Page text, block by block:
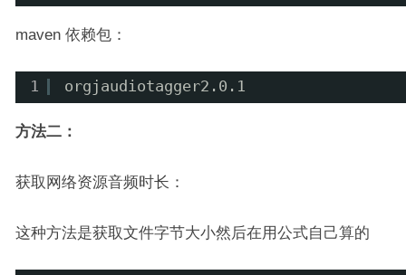
maven 依赖包：
1 orgjaudiotagger2.0.1
方法二：
获取网络资源音频时长：
这种方法是获取文件字节大小然后在用公式自己算的